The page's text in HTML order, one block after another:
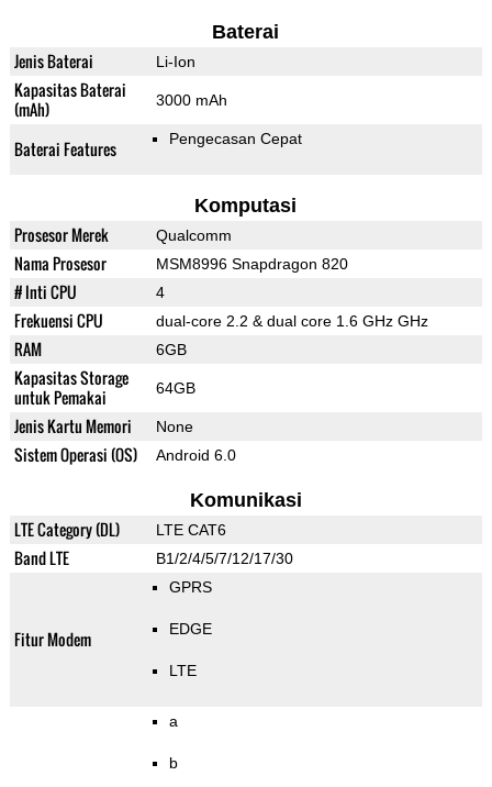
Baterai
Jenis Baterai Li-Ion
Kapasitas Baterai
(mAh)
3000 mAh
Baterai Features Pengecasan Cepat
Komputasi
Prosesor Merek Qualcomm
Nama Prosesor MSM8996 Snapdragon 820
# Inti CPU 4
Frekuensi CPU dual-core 2.2 & dual core 1.6 GHz GHz
RAM 6GB
Kapasitas Storage
untuk Pemakai
64GB
Jenis Kartu Memori None
Sistem Operasi (OS) Android 6.0
Komunikasi
LTE Category (DL) LTE CAT6
Band LTE B1/2/4/5/7/12/17/30
Fitur Modem
GPRS
EDGE
LTE
a
b